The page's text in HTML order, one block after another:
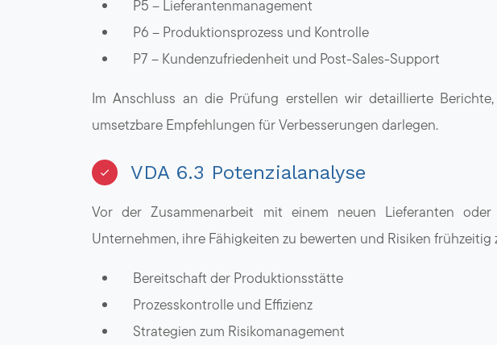
P5 – Lieferantenmanagement
P6 – Produktionsprozess und Kontrolle
P7 – Kundenzufriedenheit und Post-Sales-Support
Im Anschluss an die Prüfung erstellen wir detaillierte
umsetzbare Empfehlungen für Verbesserungen darlegen.
VDA 6.3 Potenzialanalyse
Vor der Zusammenarbeit mit einem neuen Lieferanten
Unternehmen, ihre Fähigkeiten zu bewerten und Risiken
Bereitschaft der Produktionsstätte
Prozesskontrolle und Effizienz
Strategien zum Risikomanagement